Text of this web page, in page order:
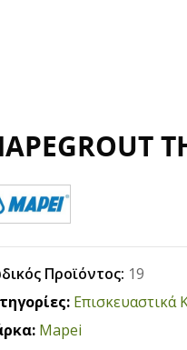
Προϊόντος: 19
Επισκευαστικά
Mapei